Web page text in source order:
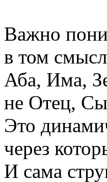
Важно
в том
Аба, Има,
не Отец,
Это
через
И сама